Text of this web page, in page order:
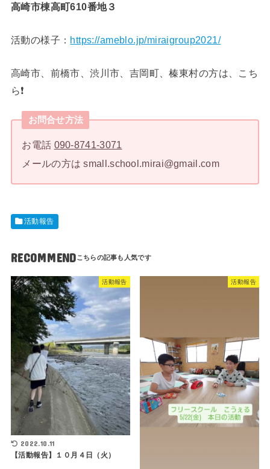
高崎市棟高町610番地３
活動の様子： https://ameblo.jp/miraigroup2021/
高崎市、前橋市、渋川市、吉岡町、榛東村の方は、こち
ら❗️
お問合せ方法
お電話 090-8741-3071
メールの方は small.school.mirai@gmail.com
活動報告
RECOMMEND
活動報告
2022.10.11
【活動報告】１０月４日（火）
活動報告